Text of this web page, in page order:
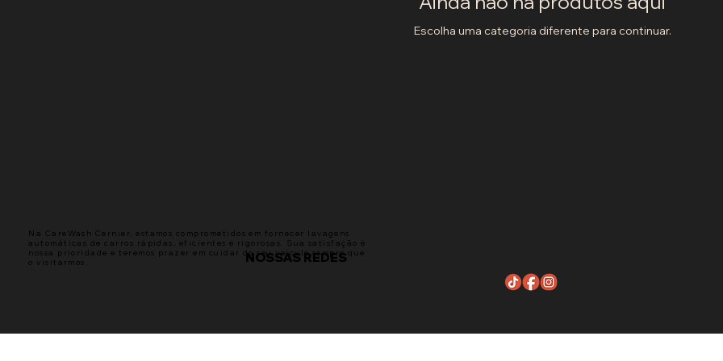
Escolha uma categoria diferente para continuar.
Na CareWash Cernier, estamos comprometidos em fornecer lavagens
automáticas de carros rápidas, eficientes e rigorosas. Sua satisfação é
nossa prioridade e teremos prazer em cuidar do seu veículo sempre que
o visitarmos.
NOSSAS REDES